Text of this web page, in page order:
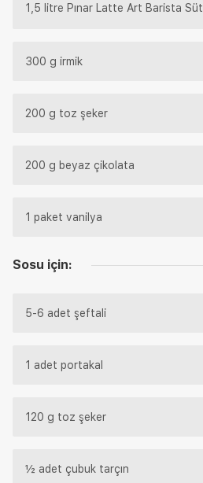
1,5 litre Pınar Latte Art Barista Süt
300 g irmik
200 g toz şeker
200 g beyaz çikolata
1 paket vanilya
Sosu için:
5-6 adet şeftali
1 adet portakal
120 g toz şeker
½ adet çubuk tarçın